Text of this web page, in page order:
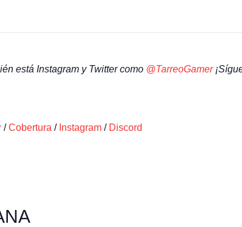
está Instagram y Twitter como @TarreoGamer
/Cobertura / Instagram / Discord